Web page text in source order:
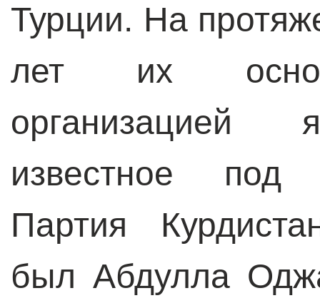
Турции. На
лет их
организацией
известное под
Партия
был Абдулла